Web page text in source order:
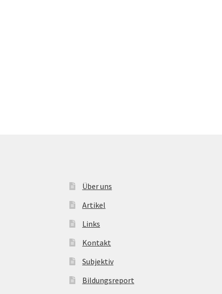
Über uns
Artikel
Links
Kontakt
Subjektiv
Bildungsreport